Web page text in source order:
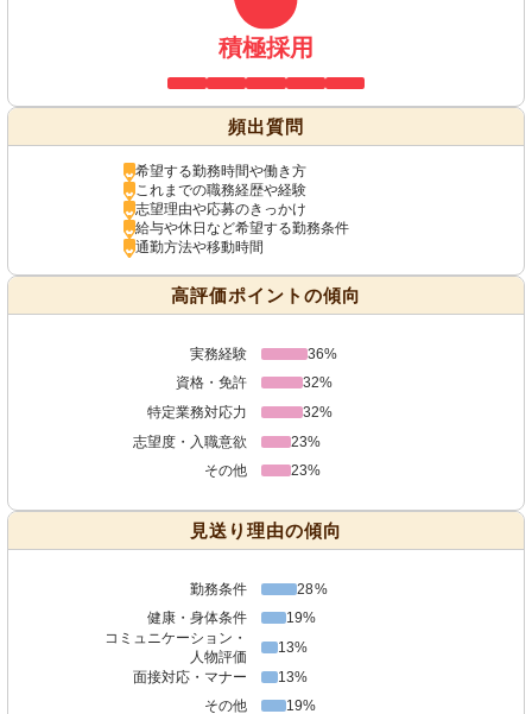
積極採用
頻出質問
希望する勤務時間や働き方
これまでの職務経歴や経験
志望理由や応募のきっかけ
給与や休日など希望する勤務条件
通勤方法や移動時間
高評価ポイントの傾向
実務経験
36%
資格・免許
32%
特定業務対応力
32%
志望度・入職意欲
23%
その他
23%
見送り理由の傾向
勤務条件
28%
健康・身体条件
19%
コミュニケーション・
人物評価
13%
面接対応・マナー
13%
その他
19%